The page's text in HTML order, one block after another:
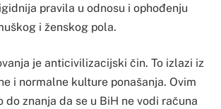
pravila u odnosu i ophođenju
i ženskog pola.
je anticivilizacijski čin. To izlazi iz
i normalne kulture ponašanja. Ovim
do znanja da se u BiH ne vodi računa